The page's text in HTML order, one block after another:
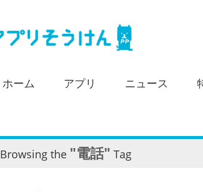
ホーム アプリ ニュース
Browsing the "電話" Tag